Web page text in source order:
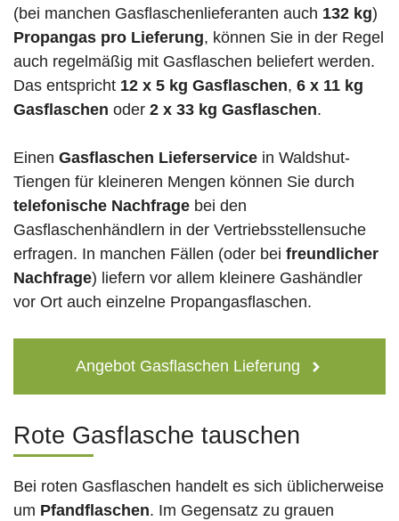
(bei manchen Gasflaschenlieferanten auch 132 kg)
Propangas pro Lieferung, können Sie in der Regel
auch regelmäßig mit Gasflaschen beliefert werden.
Das entspricht 12 x 5 kg Gasflaschen, 6 x 11 kg
Gasflaschen oder 2 x 33 kg Gasflaschen.
Einen Gasflaschen Lieferservice in Waldshut-
Tiengen für kleineren Mengen können Sie durch
telefonische Nachfrage bei den
Gasflaschenhändlern in der Vertriebsstellensuche
erfragen. In manchen Fällen (oder bei freundlicher
Nachfrage) liefern vor allem kleinere Gashändler
vor Ort auch einzelne Propangasflaschen.
Angebot Gasflaschen Lieferung
Rote Gasflasche tauschen
Bei roten Gasflaschen handelt es sich üblicherweise
um Pfandflaschen. Im Gegensatz zu grauen